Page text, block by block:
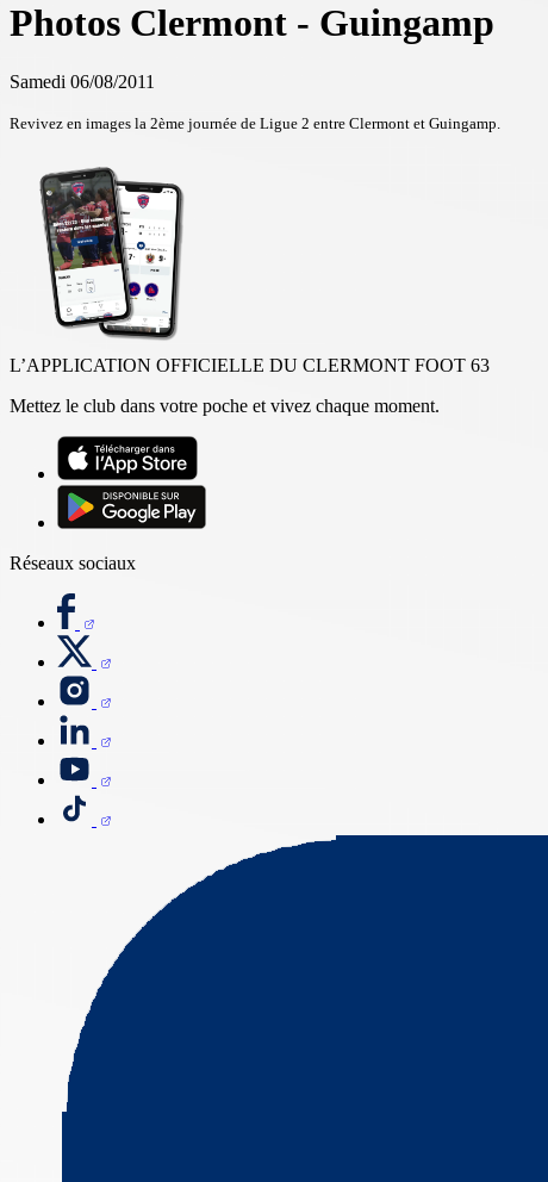
Photos Clermont - Guingamp
Samedi 06/08/2011
Revivez en images la 2ème journée de Ligue 2 entre Clermont et Guingamp.
L’APPLICATION OFFICIELLE DU CLERMONT FOOT 63
Mettez le club dans votre poche et vivez chaque moment.
Réseaux sociaux